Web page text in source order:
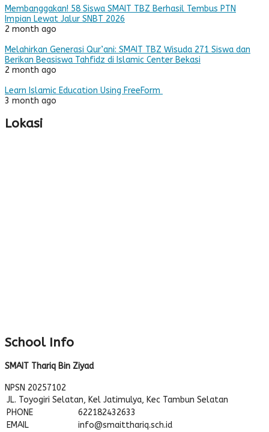
Membanggakan! 58 Siswa SMAIT TBZ Berhasil Tembus PTN
Impian Lewat Jalur SNBT 2026
2 month ago
Melahirkan Generasi Qur’ani: SMAIT TBZ Wisuda 271 Siswa dan
Berikan Beasiswa Tahfidz di Islamic Center Bekasi
2 month ago
Learn Islamic Education Using FreeForm
3 month ago
Lokasi
School Info
SMAIT Thariq Bin Ziyad
NPSN 20257102
JL. Toyogiri Selatan, Kel Jatimulya, Kec Tambun Selatan
PHONE
622182432633
EMAIL
info@smaitthariq.sch.id